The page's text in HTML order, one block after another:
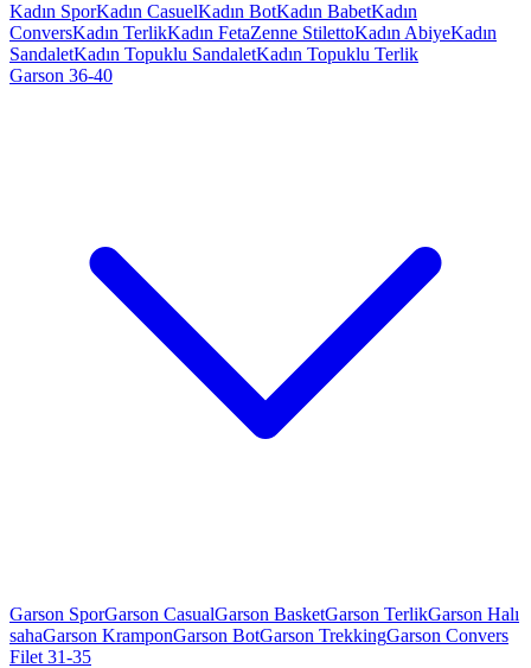
Kadın SporKadın CasuelKadın BotKadın BabetKadın
ConversKadın TerlikKadın FetaZenne StilettoKadın AbiyeKadın
SandaletKadın Topuklu SandaletKadın Topuklu Terlik
Garson 36-40
Garson SporGarson CasualGarson BasketGarson TerlikGarson Halı
sahaGarson KramponGarson BotGarson TrekkingGarson Convers
Filet 31-35